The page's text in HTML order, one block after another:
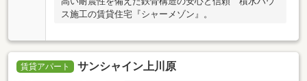
ス施工の賃貸住宅『シャーメゾン』。
賃貸アパート サンシャイン上川原